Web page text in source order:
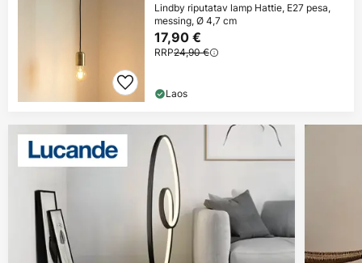
Lindby riputatav lamp Hattie, E27 pesa,
messing, Ø 4,7 cm
17,90 €
RRP24,90 €
Laos